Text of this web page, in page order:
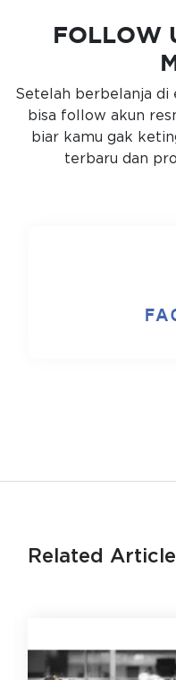
FOLLOW
Setelah berbelanja di
bisa follow akun
biar kamu gak
terbaru dan
Related